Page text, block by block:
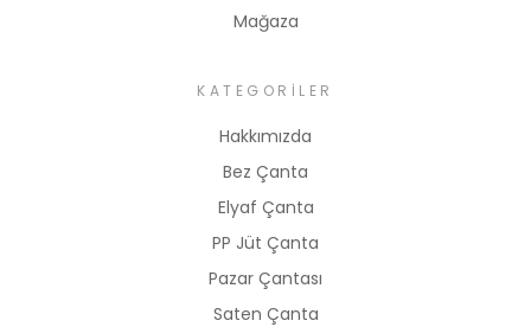
Mağaza
KATEGORILER
Hakkımızda
Bez Çanta
Elyaf Çanta
PP Jüt Çanta
Pazar Çantası
Saten Çanta